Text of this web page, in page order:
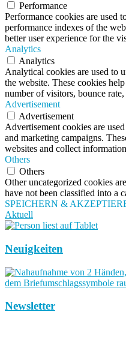
Performance
Performance cookies are used
performance indexes of the
better user experience for the
Analytics
Analytics
Analytical cookies are used to
the website. These cookies
number of visitors, bounce
Advertisement
Advertisement
Advertisement cookies are
and marketing campaigns.
websites and collect
Others
Others
Other uncategorized cookies
have not been classified into a
SPEICHERN &
Aktuell
Neuigkeiten
Newsletter